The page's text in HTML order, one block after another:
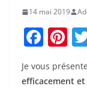
14 mai 2019
F
c
Pi
er
Je vous
efficacement